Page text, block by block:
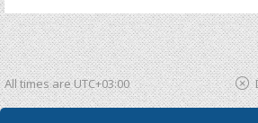
o
s
t
All times areUTC+03:00